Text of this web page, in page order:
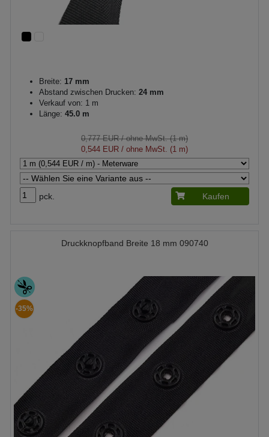
Breite: 17 mm
Abstand zwischen Drucken: 24 mm
Verkauf von: 1 m
Länge: 45.0 m
0,777 EUR/ ohne MwSt. (1 m)
0,544 EUR / ohne MwSt. (1 m)
pck. Kaufen
Druckknopfband Breite 18 mm 090740
-35%